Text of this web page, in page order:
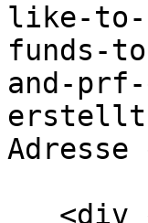
like-to-
funds-
and-prf-
erstellt
Adresse